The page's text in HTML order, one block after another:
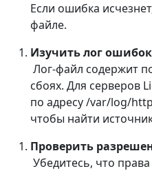
Если ошибка
файле.
Изучить лог ошибок
Лог-файл содержит
сбоях. Для серверов
по адресу /var/log/
чтобы найти
Проверить
Убедитесь, что